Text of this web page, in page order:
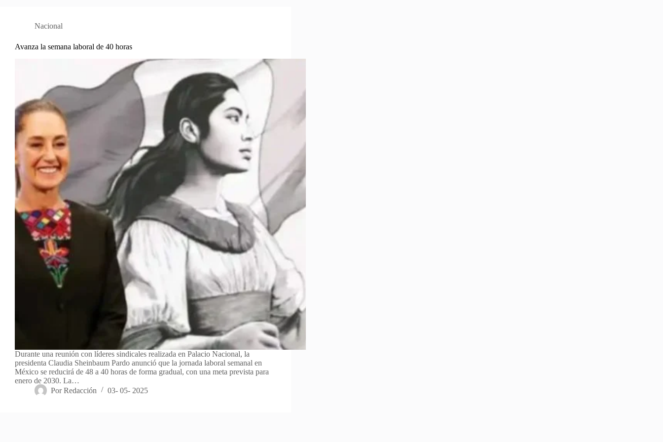
Nacional
Avanza la semana laboral de 40 horas
Durante una reunión con líderes sindicales realizada en Palacio Nacional, la
presidenta Claudia Sheinbaum Pardo anunció que la jornada laboral semanal en
México se reducirá de 48 a 40 horas de forma gradual, con una meta prevista para
enero de 2030. La…
Por Redacción 03- 05- 2025